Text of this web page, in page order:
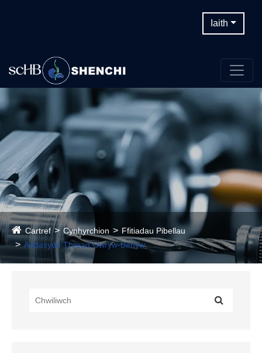
Iaith
Cartref Cynhyrchion
Ffitiadau Pibellau
Addasydd Thread Gwryw-Benyw